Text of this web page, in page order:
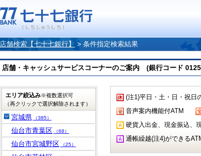
店舗検索【七十七銀行】 > 条件指定検索結果
店舗・キャッシュサービスコーナーのご案内 (銀行コード
(注1)平日・土・日・祝日
音声案内機能付ATM
硬貨入出金、現金振込、
通帳繰越(注4)ができる
エリア絞込み※複数選択可
（再クリックで選択解除されます）
宮城県 （385）
仙台市青葉区 （68）
仙台市宮城野区 （25）